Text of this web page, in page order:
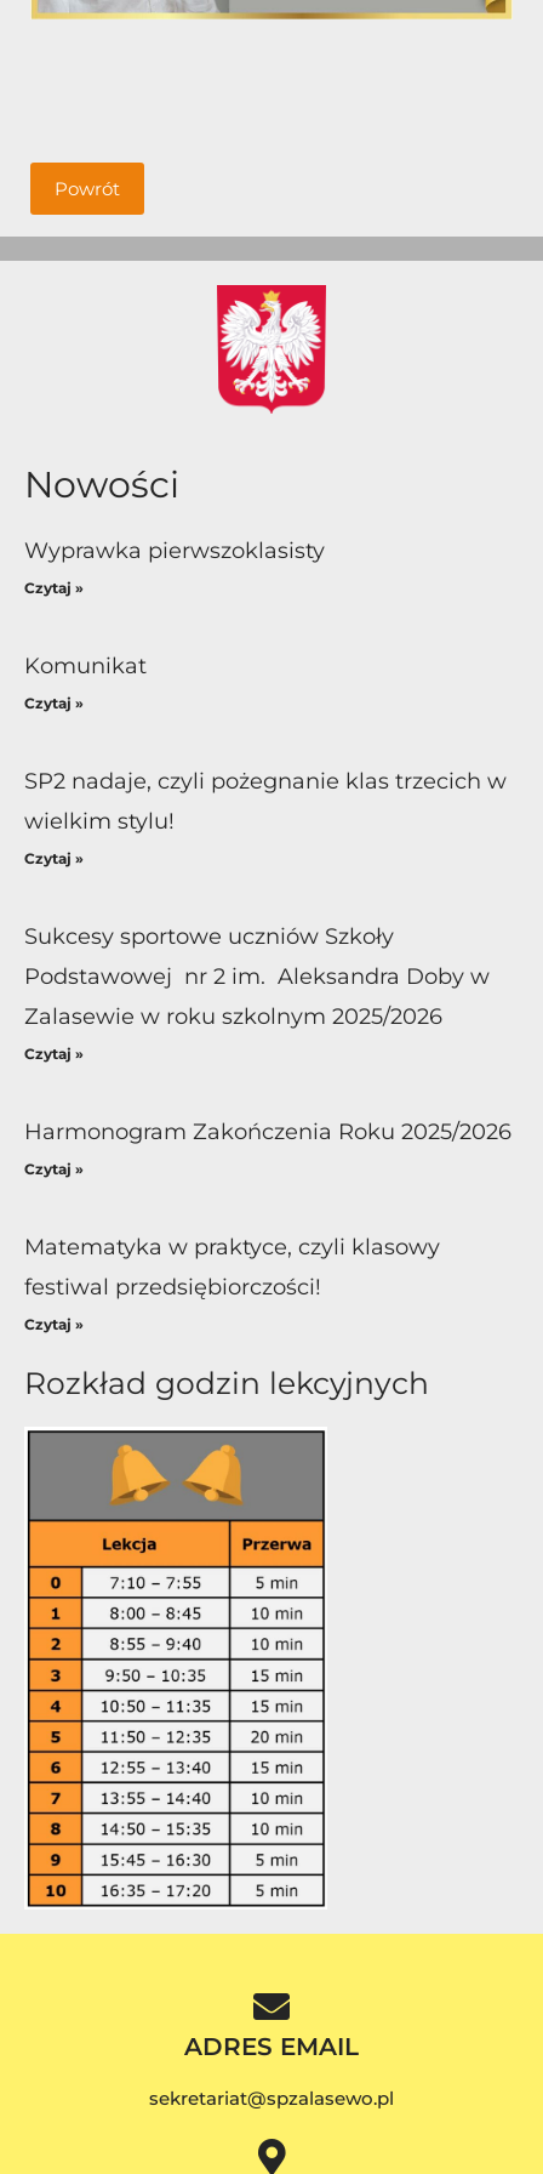
Powrót
Nowości
Wyprawka pierwszoklasisty
Czytaj »
Komunikat
Czytaj »
SP2 nadaje, czyli pożegnanie klas trzecich w
wielkim stylu!
Czytaj »
Sukcesy sportowe uczniów Szkoły
Podstawowej nr 2 im. Aleksandra Doby w
Zalasewie w roku szkolnym 2025/2026
Czytaj »
Harmonogram Zakończenia Roku 2025/2026
Czytaj »
Matematyka w praktyce, czyli klasowy
festiwal przedsiębiorczości!
Czytaj »
Rozkład godzin lekcyjnych
ADRES EMAIL
sekretariat@spzalasewo.pl